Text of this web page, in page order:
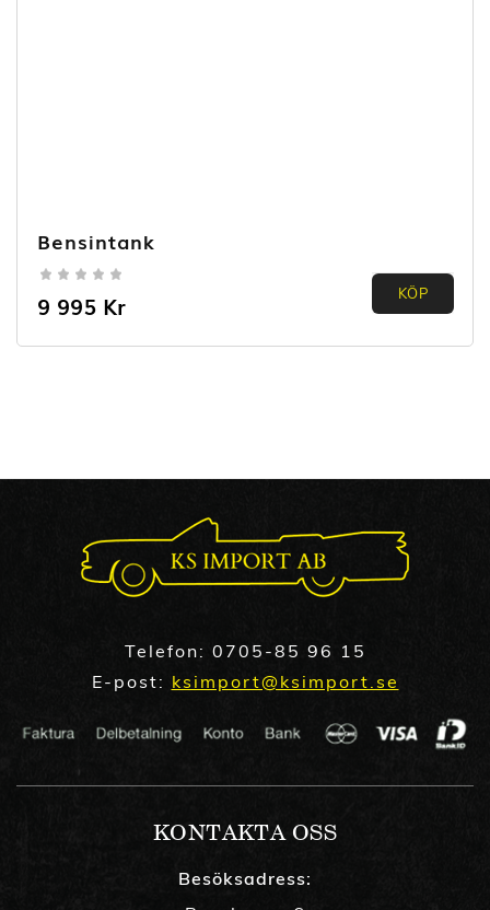
Bensintank
0.00
5
9 995 Kr KÖP
Telefon: 0705-85 96 15
E-post: ksimport@ksimport.se
KONTAKTA OSS
Besöksadress: